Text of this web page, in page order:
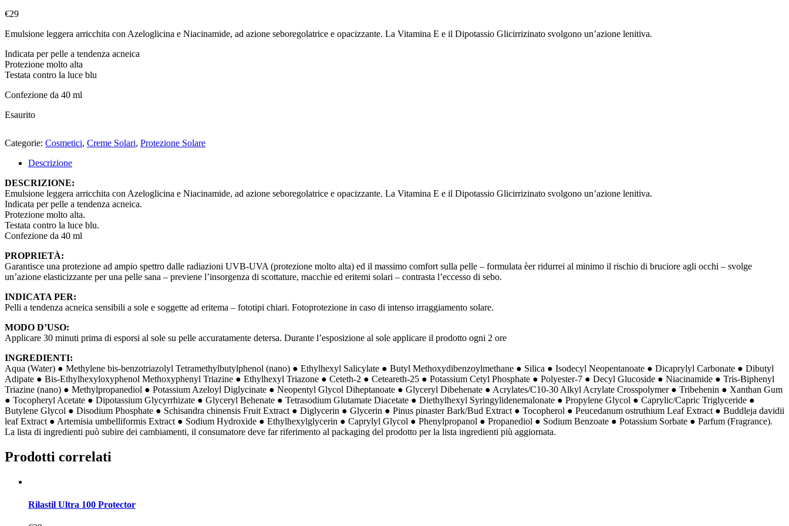
€29
Emulsione leggera arricchita con Azeloglicina e Niacinamide, ad azione seboregolatrice e opacizzante. La Vitamina E e il Dipotassio Glicirrizinato svolgono un’azione lenitiva.
Indicata per pelle a tendenza acneica
Protezione molto alta
Testata contro la luce blu
Confezione da 40 ml
Esaurito
Categorie: Cosmetici, Creme Solari, Protezione Solare
Descrizione
DESCRIZIONE:
Emulsione leggera arricchita con Azeloglicina e Niacinamide, ad azione seboregolatrice e opacizzante. La Vitamina E e il Dipotassio Glicirrizinato svolgono un’azione lenitiva.
Indicata per pelle a tendenza acneica.
Protezione molto alta.
Testata contro la luce blu.
Confezione da 40 ml
PROPRIETÀ:
Garantisce una protezione ad ampio spettro dalle radiazioni UVB-UVA (protezione molto alta) ed il massimo comfort sulla pelle – formulata èer ridurrei al minimo il rischio di bruciore agli occhi – svolge
un’azione elasticizzante per una pelle sana – previene l’insorgenza di scottature, macchie ed eritemi solari – contrasta l’eccesso di sebo.
INDICATA PER:
Pelli a tendenza acneica sensibili a sole e soggette ad eritema – fototipi chiari. Fotoprotezione in caso di intenso irraggiamento solare.
MODO D’USO:
Applicare 30 minuti prima di esporsi al sole su pelle accuratamente detersa. Durante l’esposizione al sole applicare il prodotto ogni 2 ore
INGREDIENTI:
Aqua (Water) ● Methylene bis-benzotriazolyl Tetramethylbutylphenol (nano) ● Ethylhexyl Salicylate ● Butyl Methoxydibenzoylmethane ● Silica ● Isodecyl Neopentanoate ● Dicaprylyl Carbonate ● Dibutyl
Adipate ● Bis-Ethylhexyloxyphenol Methoxyphenyl Triazine ● Ethylhexyl Triazone ● Ceteth-2 ● Ceteareth-25 ● Potassium Cetyl Phosphate ● Polyester-7 ● Decyl Glucoside ● Niacinamide ● Tris-Biphenyl
Triazine (nano) ● Methylpropanediol ● Potassium Azeloyl Diglycinate ● Neopentyl Glycol Diheptanoate ● Glyceryl Dibehenate ● Acrylates/C10-30 Alkyl Acrylate Crosspolymer ● Tribehenin ● Xanthan Gum
● Tocopheryl Acetate ● Dipotassium Glycyrrhizate ● Glyceryl Behenate ● Tetrasodium Glutamate Diacetate ● Diethylhexyl Syringylidenemalonate ● Propylene Glycol ● Caprylic/Capric Triglyceride ●
Butylene Glycol ● Disodium Phosphate ● Schisandra chinensis Fruit Extract ● Diglycerin ● Glycerin ● Pinus pinaster Bark/Bud Extract ● Tocopherol ● Peucedanum ostruthium Leaf Extract ● Buddleja davidii
leaf Extract ● Artemisia umbelliformis Extract ● Sodium Hydroxide ● Ethylhexylglycerin ● Caprylyl Glycol ● Phenylpropanol ● Propanediol ● Sodium Benzoate ● Potassium Sorbate ● Parfum (Fragrance).
La lista di ingredienti può subire dei cambiamenti, il consumatore deve far riferimento al packaging del prodotto per la lista ingredienti più aggiornata.
Prodotti correlati
Rilastil Ultra 100 Protector